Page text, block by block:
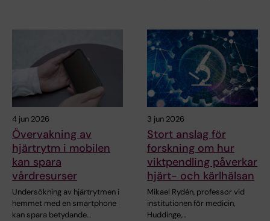
4 jun 2026
Övervakning av
hjärtrytm i mobilen
kan spara
vårdresurser
Undersökning av hjärtrytmen i
hemmet med en smartphone
kan spara betydande…
3 jun 2026
Stort anslag för
forskning om hur
viktpendling påverkar
hjärt- och kärlhälsan
Mikael Rydén, professor vid
institutionen för medicin,
Huddinge,…